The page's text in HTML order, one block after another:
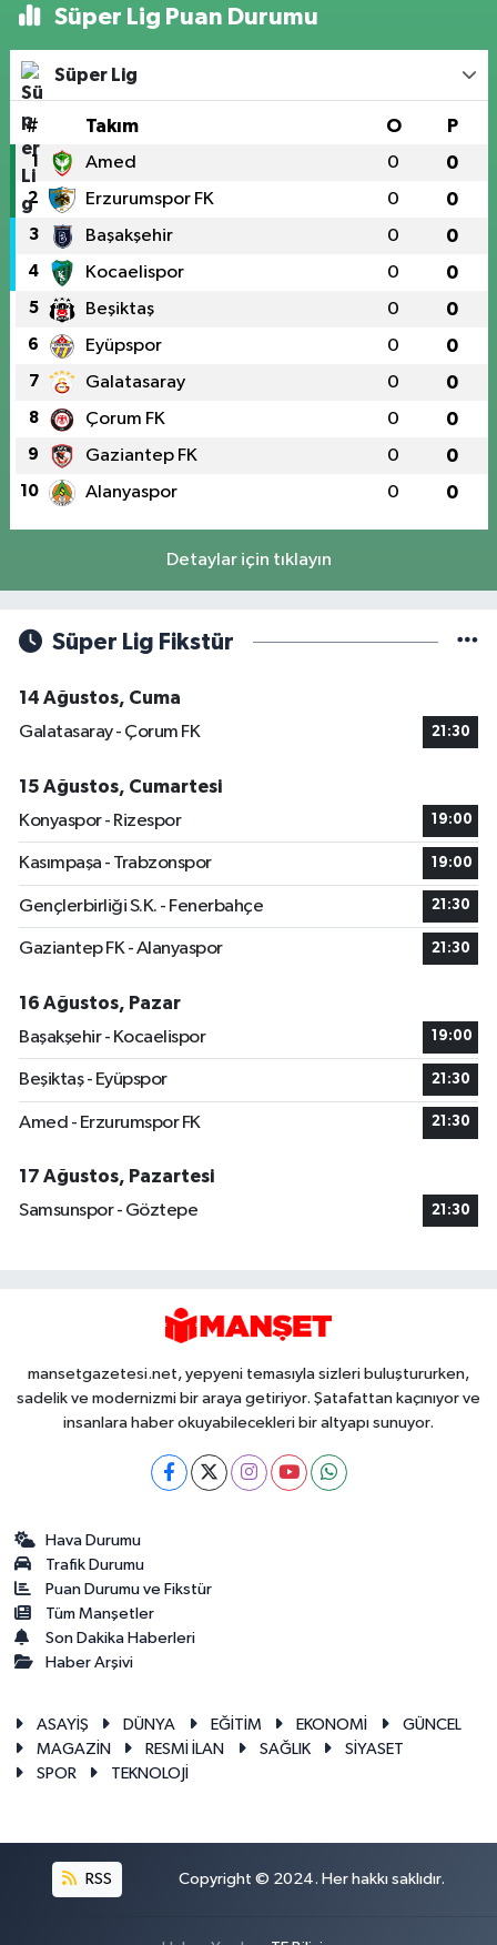
Süper Lig Puan Durumu
Süper Lig
# Takım O P
1 Amed 0 0
2 Erzurumspor FK 0 0
3 Başakşehir 0 0
4 Kocaelispor 0 0
5 Beşiktaş 0 0
6 Eyüpspor 0 0
7 Galatasaray 0 0
8 Çorum FK 0 0
9 Gaziantep FK 0 0
10 Alanyaspor 0 0
Detaylar için tıklayın
Süper Lig Fikstür
14 Ağustos, Cuma
Galatasaray - Çorum FK
21:30
15 Ağustos, Cumartesi
Konyaspor - Rizespor
19:00
Kasımpaşa - Trabzonspor 19:00
Gençlerbirliği S.K. - Fenerbahçe 21:30
Gaziantep FK - Alanyaspor 21:30
16 Ağustos, Pazar
Başakşehir - Kocaelispor
19:00
Beşiktaş - Eyüpspor 21:30
Amed - Erzurumspor FK 21:30
17 Ağustos, Pazartesi
Samsunspor - Göztepe
21:30
mansetgazetesi.net, yepyeni temasıyla sizleri buluştururken,
sadelik ve modernizmi bir araya getiriyor. Şatafattan kaçınıyor ve
insanlara haber okuyabilecekleri bir altyapı sunuyor.
Hava Durumu
Trafik Durumu
Puan Durumu ve Fikstür
Tüm Manşetler
Son Dakika Haberleri
Haber Arşivi
ASAYİŞ DÜNYA EĞİTİM EKONOMİ
GÜNCEL
MAGAZİN
RESMİ İLAN SAĞLIK
SİYASET
SPOR
TEKNOLOJİ
RSS Copyright © 2024. Her hakkı saklıdır.